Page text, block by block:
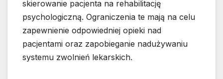
skierowanie pacjenta na rehabilitację
psychologiczną. Ograniczenia te mają na celu
zapewnienie odpowiedniej opieki nad
pacjentami oraz zapobieganie nadużywaniu
systemu zwolnień lekarskich.